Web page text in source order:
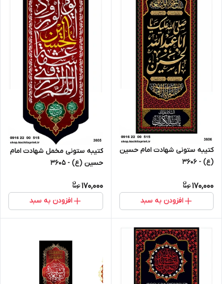
کتیبه ستونی شهادت امام حسین
(ع) - 3606
170,000
افزودن به سبد
کتیبه ستونی مخمل شهادت امام
حسین (ع) - 3605
170,000
افزودن به سبد